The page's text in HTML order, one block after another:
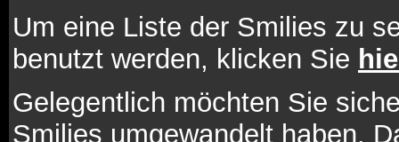
Um eine Liste der Smilies zu
benutzt werden, klicken Sie
Gelegentlich möchten Sie
Smilies umgewandelt haben.